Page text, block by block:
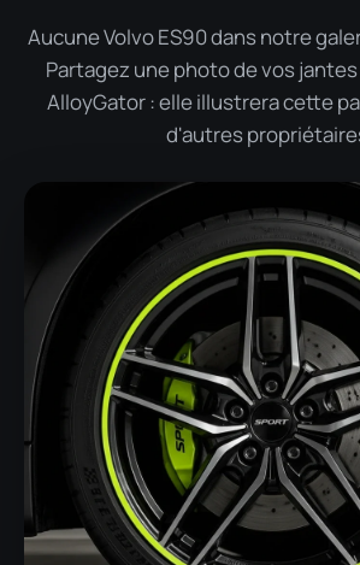
Aucune Volvo ES90 dans notre
Partagez une photo de vos
AlloyGator : elle illustrera cette
d'autres